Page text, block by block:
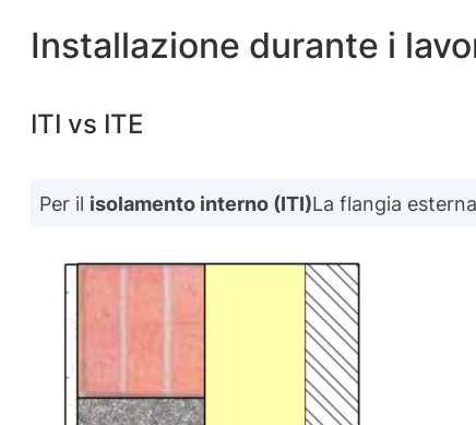
Installazione durante i
ITI vs ITE
Per il isolamento interno (ITI)La flangia